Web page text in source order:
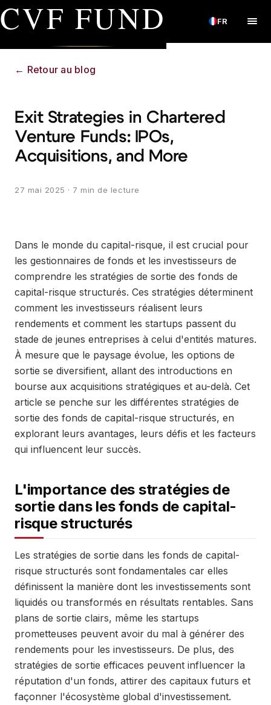
CVF FUND FR
← Retour au blog
Exit Strategies in Chartered
Venture Funds: IPOs,
Acquisitions, and More
27 mai 2025 · 7 min de lecture
Dans le monde du capital-risque, il est crucial pour
les gestionnaires de fonds et les investisseurs de
comprendre les stratégies de sortie des fonds de
capital-risque structurés. Ces stratégies déterminent
comment les investisseurs réalisent leurs
rendements et comment les startups passent du
stade de jeunes entreprises à celui d'entités matures.
À mesure que le paysage évolue, les options de
sortie se diversifient, allant des introductions en
bourse aux acquisitions stratégiques et au-delà. Cet
article se penche sur les différentes stratégies de
sortie des fonds de capital-risque structurés, en
explorant leurs avantages, leurs défis et les facteurs
qui influencent leur succès.
L'importance des stratégies de
sortie dans les fonds de capital-
risque structurés
Les stratégies de sortie dans les fonds de capital-
risque structurés sont fondamentales car elles
définissent la manière dont les investissements sont
liquidés ou transformés en résultats rentables. Sans
plans de sortie clairs, même les startups
prometteuses peuvent avoir du mal à générer des
rendements pour les investisseurs. De plus, des
stratégies de sortie efficaces peuvent influencer la
réputation d'un fonds, attirer des capitaux futurs et
façonner l'écosystème global d'investissement.